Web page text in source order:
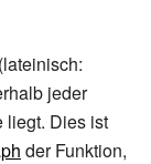
(lateinisch:
jeder
liegt. Dies ist
der Funktion,